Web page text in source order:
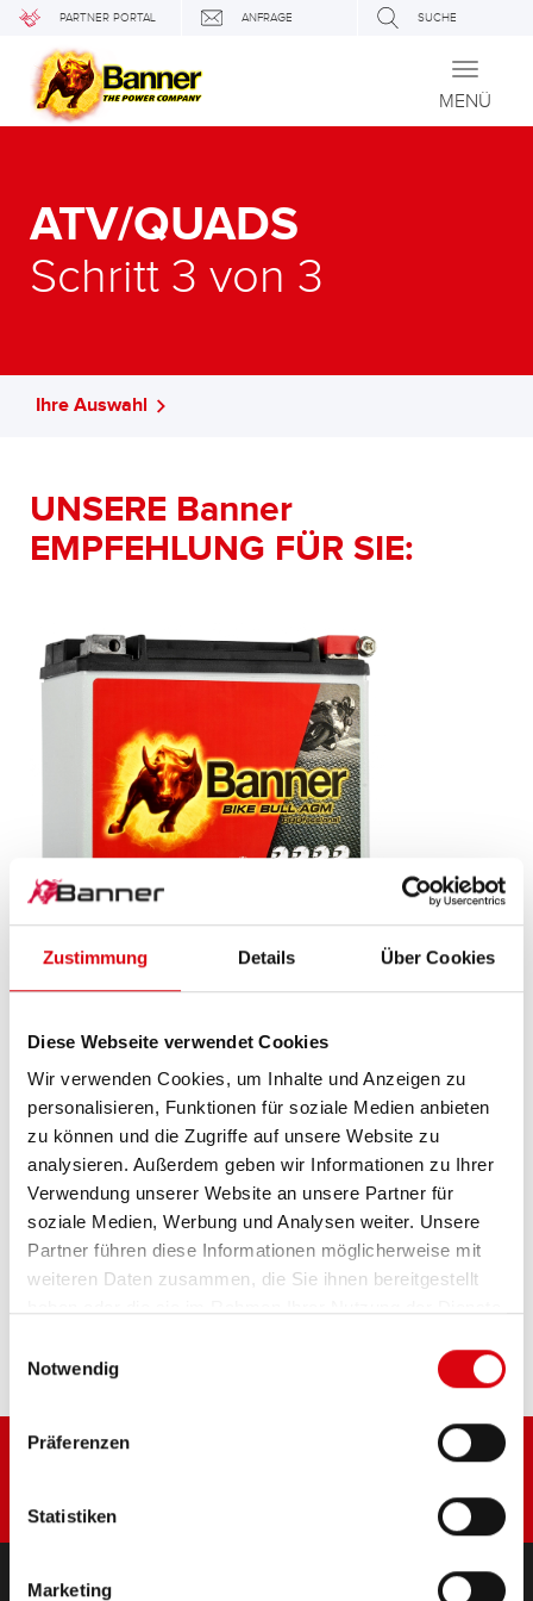
Zustimmung Details Über Cookies
Diese Webseite verwendet Cookies
Wir verwenden Cookies, um Inhalte und Anzeigen zu
personalisieren, Funktionen für soziale Medien anbieten
zu können und die Zugriffe auf unsere Website zu
analysieren. Außerdem geben wir Informationen zu Ihrer
Verwendung unserer Website an unsere Partner für
soziale Medien, Werbung und Analysen weiter. Unsere
Partner führen diese Informationen möglicherweise mit
weiteren Daten zusammen, die Sie ihnen bereitgestellt
Notwendig
Präferenzen
Statistiken
Marketing
PARTNER PORTAL ANFRAGE SUCHE
Toggle
MENÜ
ATV/QUADS
Schritt 3 von 3
Ihre Auswahl
UNSERE Banner
EMPFEHLUNG FÜR SIE:
Bike Bull AGM PROfessional
AGM PRO 520 01 / BETX20L - ETX20L
Das Aushängeschild der Banner Markenqualität.
Originalqualität zum Nachrüsten (OE).
PRODUKTDETAILS >
Diese Batterie kaufen: